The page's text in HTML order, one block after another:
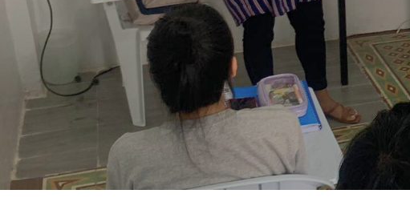
ローバル企業が進出するエネルギッシ
ュで魅力的な近未来都市。
バコロド
Bacolod City
した安心なレッスン